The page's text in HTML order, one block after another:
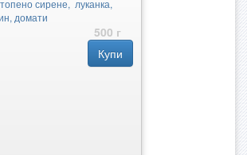
сирене, луканка,
домати
500 г
Купи